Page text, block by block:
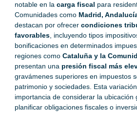
notable en la carga fiscal para
Comunidades como Madrid,
destacan por ofrecer condiciones
favorables , incluyendo tipos
bonificaciones en determinados
regiones como Cataluña y la
presentan una presión fiscal más
gravámenes superiores en impuestos
patrimonio y sociedades. Esta
importancia de considerar la ubicación
planificar obligaciones fiscales o